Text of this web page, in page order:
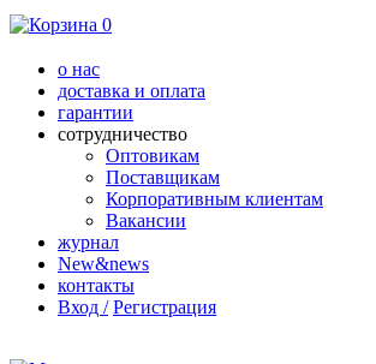
0
о нас
доставка и оплата
гарантии
сотрудничество
Оптовикам
Поставщикам
Корпоративным клиентам
Вакансии
журнал
New&news
контакты
Вход / Регистрация